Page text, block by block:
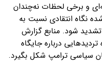
و برخی لحظات نه‌چندان
نگاه انتقادی نسبت به
شود. منابع گزارش
درباره جایگاه
سیاسی ترامپ شکل بگیرد.